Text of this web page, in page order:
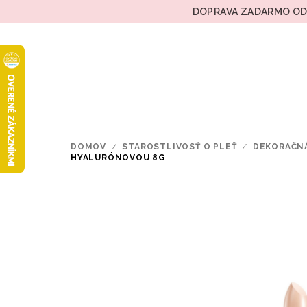
na
DOPRAVA ZADARMO
DOMOV / STAROSTLIVOSŤ O PLEŤ /
HYALURÓNOVOU 8G